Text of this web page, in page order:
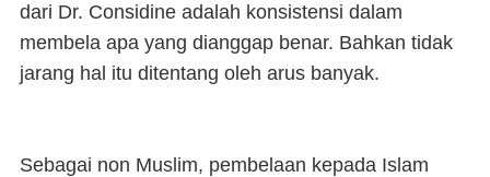
dari Dr. Considine adalah konsistensi dalam
membela apa yang dianggap benar. Bahkan tidak
jarang hal itu ditentang oleh arus banyak.
Sebagai non Muslim, pembelaan kepada Islam